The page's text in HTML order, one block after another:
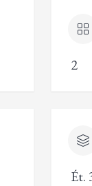
2
Ét.